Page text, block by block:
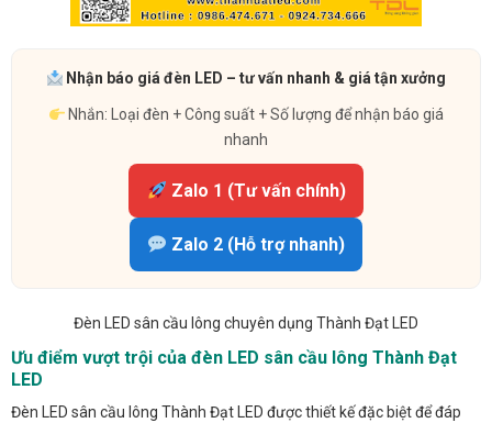
Nhận báo giá đèn LED – tư vấn nhanh & giá tận xưởng
Nhắn: Loại đèn + Công suất + Số lượng để nhận báo giá
nhanh
Zalo 1 (Tư vấn chính)
Zalo 2 (Hỗ trợ nhanh)
Đèn LED sân cầu lông chuyên dụng Thành Đạt LED
Ưu điểm vượt trội của đèn LED sân cầu lông Thành Đạt
LED
Đèn LED sân cầu lông Thành Đạt LED được thiết kế đặc biệt để đáp